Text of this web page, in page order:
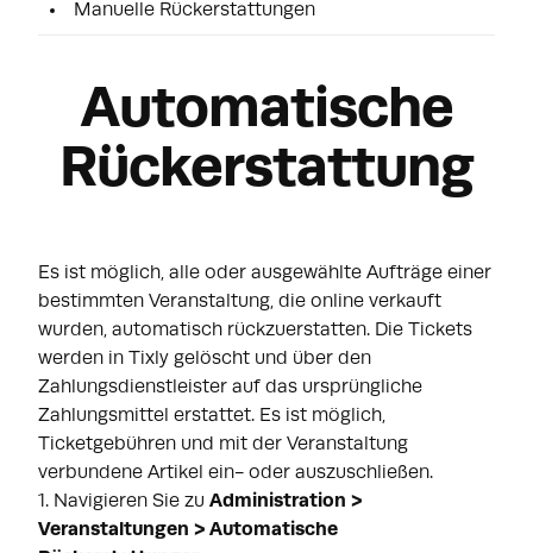
Manuelle Rückerstattungen
Automatische
Rückerstattung
Es ist möglich, alle oder ausgewählte Aufträge einer
bestimmten Veranstaltung, die online verkauft
wurden, automatisch rückzuerstatten. Die Tickets
werden in Tixly gelöscht und über den
Zahlungsdienstleister auf das ursprüngliche
Zahlungsmittel erstattet. Es ist möglich,
Ticketgebühren und mit der Veranstaltung
verbundene Artikel ein- oder auszuschließen.
1. Navigieren Sie zu Administration >
Veranstaltungen > Automatische